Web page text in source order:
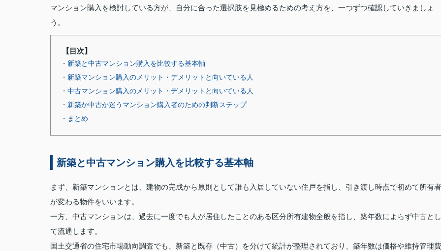
マンション購入を検討している方が、自分に合った選択肢を見極めるための考え方を、一つずつ確認していきましょ
う。
【目次】
・新築と中古マンション購入を比較する基本軸
・新築マンション購入のメリット・デメリットと向いている人
・中古マンション購入のメリット・デメリットと向いている人
・新築か中古か迷うマンション購入者のための判断ステップ
・まとめ
新築と中古マンション購入を比較する基本軸
まず、新築マンションとは、建物の完成から原則として誰も入居していない住戸を指し、引き渡し時点で初めて所有者
が変わる物件をいいます。
一方、中古マンションは、過去に一度でも人が居住したことのある区分所有建物全般を指し、築年数によらず中古とし
て流通します。
国土交通省の住宅市場動向調査でも、新築と既存（中古）を分けて統計が整理されており、築年数は価格や維持管理費